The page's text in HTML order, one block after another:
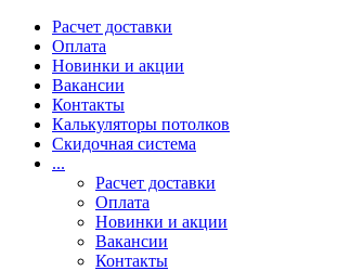
Расчет доставки
Оплата
Новинки и акции
Вакансии
Контакты
Калькуляторы потолков
Скидочная система
...
Расчет доставки
Оплата
Новинки и акции
Вакансии
Контакты